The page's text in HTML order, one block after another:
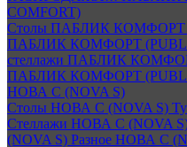
COMFORT)
Столы ПАБЛИК КОМФОРТ
ПАБЛИК КОМФОРТ
стеллажи ПАБЛИК
ПАБЛИК КОМФОРТ
НОВА С (NOVA S)
Столы НОВА С (NOVA S)
Стеллажи НОВА С (NOVA
(NOVA S) Разное НОВА С